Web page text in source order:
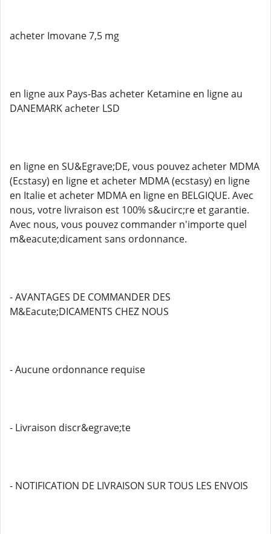
acheter Imovane 7,5 mg
en ligne aux Pays-Bas acheter Ketamine en ligne au
DANEMARK acheter LSD
en ligne en SU&Egrave;DE, vous pouvez acheter MDMA
(Ecstasy) en ligne et acheter MDMA (ecstasy) en ligne
en Italie et acheter MDMA en ligne en BELGIQUE. Avec
nous, votre livraison est 100% s&ucirc;re et garantie.
Avec nous, vous pouvez commander n'importe quel
m&eacute;dicament sans ordonnance.
- AVANTAGES DE COMMANDER DES
M&Eacute;DICAMENTS CHEZ NOUS
- Aucune ordonnance requise
- Livraison discr&egrave;te
- NOTIFICATION DE LIVRAISON SUR TOUS LES ENVOIS